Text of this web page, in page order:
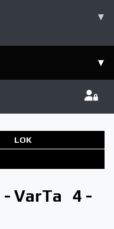
▾
▾
LOK
- VarTa
4 -